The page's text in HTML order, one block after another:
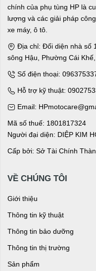
chính của phụ tùng HP là
lượng và các giải pháp
xe máy, ô tô.
Địa chỉ: Đối diện nhà số
sông Hậu, Phường Cái
Số điện thoại:
Hỗ trợ kỹ thuật:
Email:
Mã số thuế: 1801817324
Người đại diện: DIỆP KIM
Cấp bởi: Sở Tài Chính
VỀ CHÚNG TÔI
Giới thiệu
Thông tin kỹ thuật
Thông tin bảo dưỡng
Thông tin thị trường
Sản phẩm